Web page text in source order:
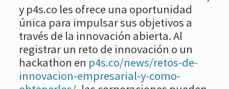
y p4s.co les ofrece una oportunidad
única para impulsar sus objetivos a
través de la innovación abierta. Al
registrar un reto de innovación o un
hackathon en p4s.co/news/retos-de-
innovacion-empresarial-y-como-